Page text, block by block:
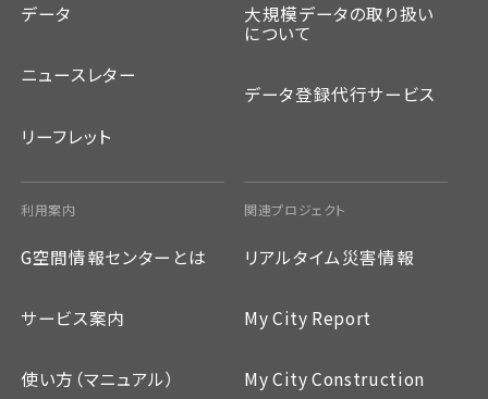
データ
ニュースレター
リーフレット
利用案内
G空間情報センターとは
サービス案内
使い方（マニュアル）
大規模データの取り扱い
について
データ登録代行サービス
関連プロジェクト
リアルタイム災害情報
My City Report
My City Construction